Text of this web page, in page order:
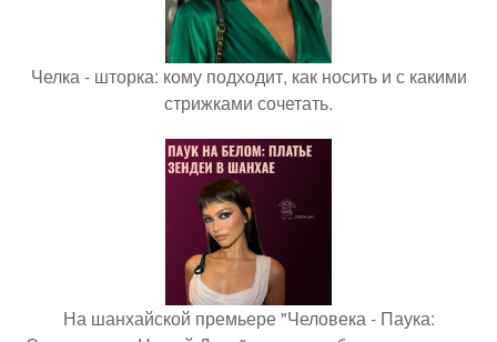
Челка - шторка: кому подходит, как носить и с какими
стрижками сочетать.
На шанхайской премьере "Человека - Паука: